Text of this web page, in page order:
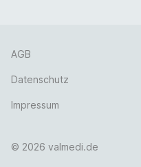
AGB
Datenschutz
Impressum
© 2026 valmedi.de